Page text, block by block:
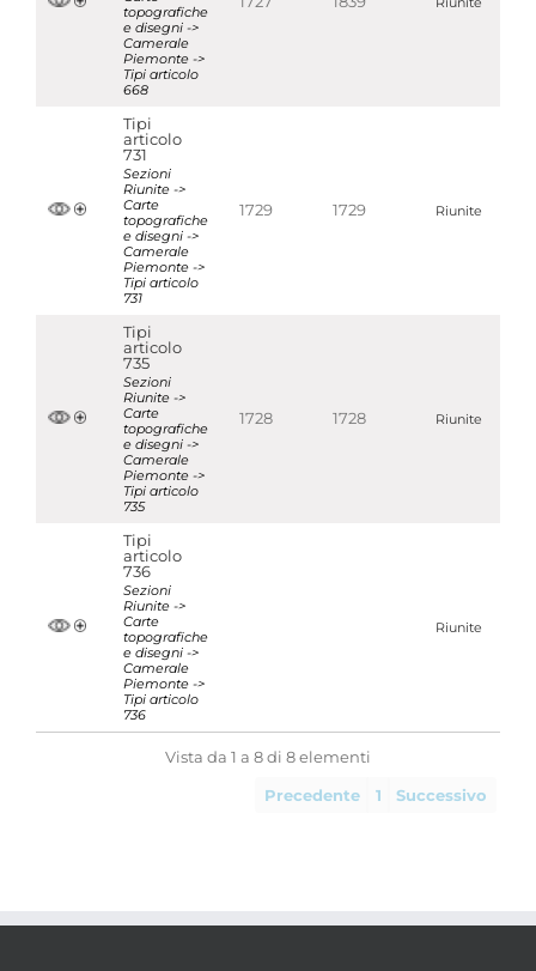
topografiche
e disegni ->
Camerale
Piemonte ->
Tipi articolo
668
Riunite
Tipi
articolo
731
Sezioni
Riunite ->
Carte
topografiche
e disegni ->
Camerale
Piemonte ->
Tipi articolo
731
1729 1729 Riunite
Tipi
articolo
735
Sezioni
Riunite ->
Carte
topografiche
e disegni ->
Camerale
Piemonte ->
Tipi articolo
735
1728 1728 Riunite
Tipi
articolo
736
Sezioni
Riunite ->
Carte
topografiche
e disegni ->
Camerale
Piemonte ->
Tipi articolo
736
Riunite
Vista da 1 a 8 di 8 elementi
Precedente 1 Successivo